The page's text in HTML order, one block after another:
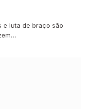
e luta de braço são